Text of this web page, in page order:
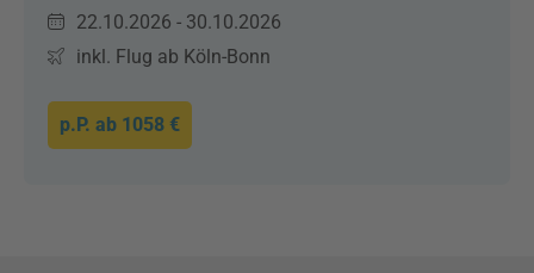
22.10.2026 - 30.10.2026
inkl. Flug ab Köln-Bonn
p.P. ab 1058 €